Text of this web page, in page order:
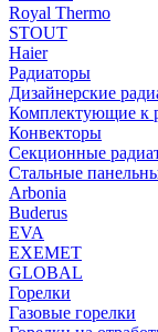
Royal Thermo
STOUT
Haier
Радиаторы
Дизайнерские
Комплектующие к
Конвекторы
Секционные
Стальные
Arbonia
Buderus
EVA
EXEMET
GLOBAL
Горелки
Газовые горелки